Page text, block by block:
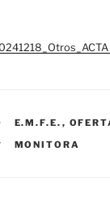
CATEGORÍAS
E.M.F.E. ,
ETIQUETAS
MONITORA